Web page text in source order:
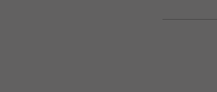
Anbieter: Google